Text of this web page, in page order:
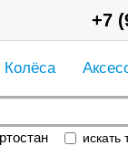
+7
Колёса
искать